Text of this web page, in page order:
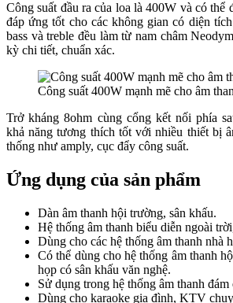
Công suất đầu ra của loa là 400W và có thể
đáp ứng tốt cho các không gian có diện
bass và treble đều làm từ nam châm
kỳ chi tiết, chuẩn xác.
Công suất 400W mạnh mẽ cho âm
Trở kháng 8ohm cùng cổng kết nối phía
khả năng tương thích tốt với nhiều thiết bị
thống như amply, cục đẩy công suất.
Ứng dụng của sản phẩm
Dàn âm thanh hội trường, sân khấu.
Hệ thống âm thanh biểu diễn ngoài
Dùng cho các hệ thống âm thanh nhà
Có thể dùng cho hệ thống âm thanh
họp có sân khấu văn nghệ.
Sử dụng trong hệ thống âm thanh
Dùng cho karaoke gia đình, KTV